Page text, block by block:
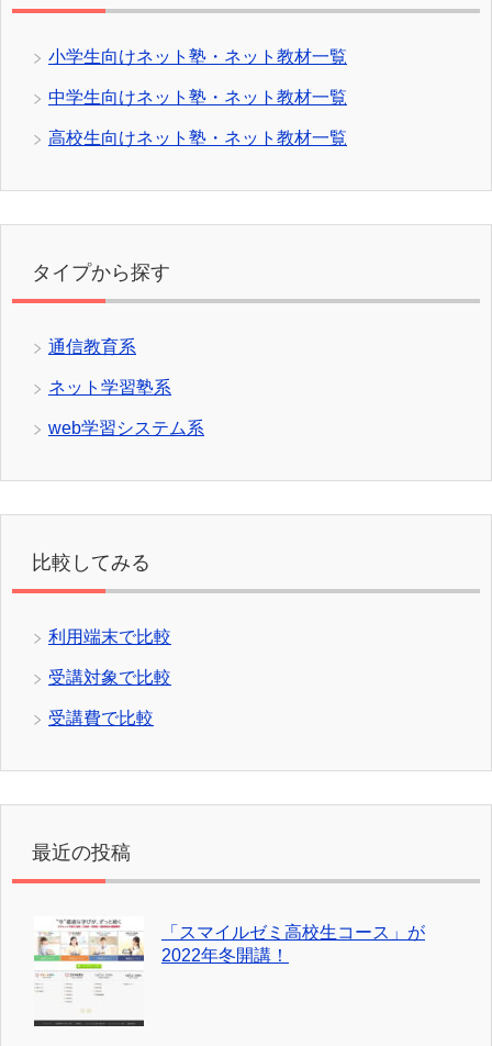
小学生向けネット塾・ネット教材一覧
中学生向けネット塾・ネット教材一覧
高校生向けネット塾・ネット教材一覧
タイプから探す
通信教育系
ネット学習塾系
web学習システム系
比較してみる
利用端末で比較
受講対象で比較
受講費で比較
最近の投稿
「スマイルゼミ高校生コース」が
2022年冬開講！